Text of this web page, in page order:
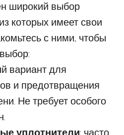
широкий выбор
которых имеет свои
с ними, чтобы
вариант для
и предотвращения
Не требует особого
уплотнители: часто